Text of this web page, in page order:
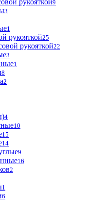
рукояткой9
3
1
рукояткой25
рукояткой22
3
1
8
2
4
10
15
14
9
16
2
1
6